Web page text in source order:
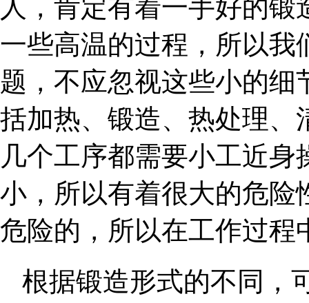
人，肯定有着一手好的
一些高温的过程，所以我
题，不应忽视这些小的细
括加热、锻造、热处理、
几个工序都需要小工近
小，所以有着很大的危险
危险的，所以在工作过
根据锻造形式的不同，